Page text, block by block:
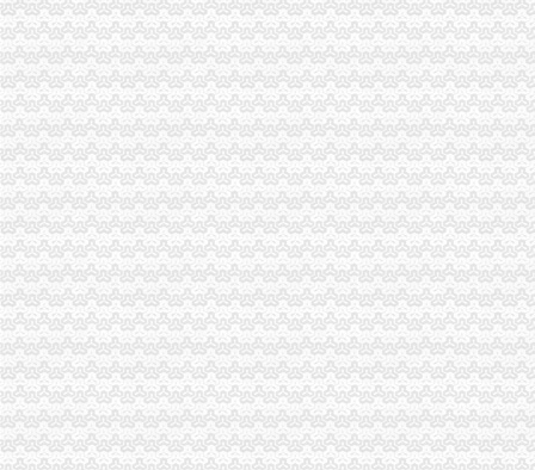
沙坪坝局抓住“五个关键”0元注册公司流程推动重点工作全面开展
江津局“两手抓”一元注册公司流程积构建食品安全监管长效机制
万州局重庆一元注册公司发挥登记职能支持企业融资18亿元
青海农畜产品经纪人与江北观音桥农贸市重庆免费注册公司场经纪人成功实现
巫溪局一元注册公司城厢一所四项制度加校园周边食品安全监管
黔江局“五到位”重庆0元注册公司整合关闭辖区煤矿注销登记
荣昌局重庆免费注册公司开展户外广告整见成效
高新园局重庆0元注册公司五措并举加火车北站奥运期间食品安全监管
梁平局重庆0元注册公司积开展民共建活动
双桥局四项措施落实全市0元注册公司工商局长座谈会精
市局郭翔副副局长到院看望来自北川县工商局的重庆0元注册公司受伤女职工
巴南局“坚持三个结合”1元注册公司“推行三个优先”提升商品质量检测工作效能
九龙坡局一元注册公司大力推进电子商务监管工作
奉节局部门联合认真执行“限塑令”重庆免费注册公司
沙坪坝局映辖区“限塑令”重庆一元注册公司实施况及改进措施
巴南局紧扣四条主线狠抓儿童消费品市重庆0元注册公司场监管
市0元注册公司流程局机关在片区登山比赛中获得第一名
高新园局0元注册公司采取有力措施确保汶川地震伤员快速转到重庆各院救
渝中局0元注册公司流程组织多种渠道援助地震灾区